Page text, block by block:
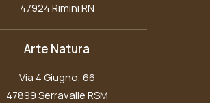
47924 Rimini RN
Arte Natura
Via 4 Giugno, 66
47899 Serravalle RSM